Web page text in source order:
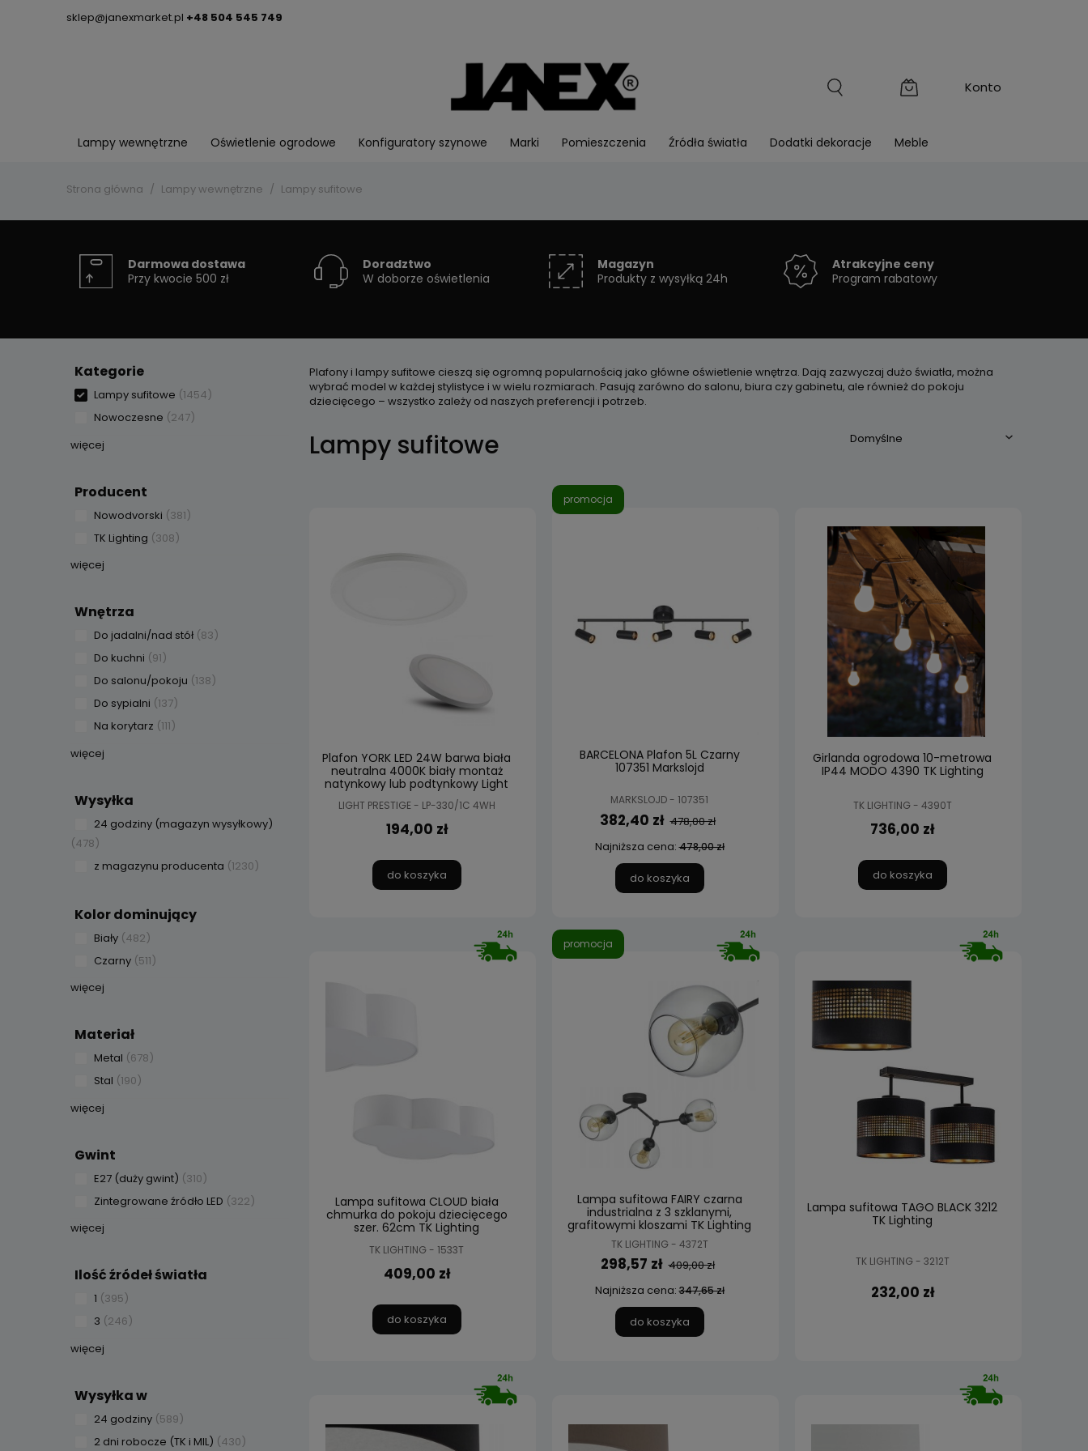
sklep@janexmarket.pl +48 504 545 749
Lampy wewnętrzne Oświetlenie ogrodowe Konfiguratory szynowe Marki Pomieszczenia Źródła światła Dodatki dekoracje Meble
Strona główna Lampy wewnętrzne Lampy sufitowe
Darmowa dostawa
Przy kwocie 500 zł
Doradztwo
W doborze oświetlenia
Magazyn
Produkty z wysyłką 24h
Atrakcyjne ceny
Program rabatowy
Kategorie
Lampy sufitowe (1454)
Nowoczesne (247)
więcej
Producent
Nowodvorski (381)
TK Lighting (308)
więcej
Wnętrza
Do jadalni/nad stół (83)
Do kuchni (91)
Do salonu/pokoju (138)
Do sypialni (137)
Na korytarz (111)
więcej
Wysyłka
24 godziny (magazyn wysyłkowy)
(478)
z magazynu producenta (1230)
Kolor dominujący
Biały (482)
Czarny (511)
więcej
Materiał
Metal (678)
Stal (190)
więcej
Gwint
E27 (duży gwint) (310)
Zintegrowane źródło LED (322)
więcej
Ilość źródeł światła
1 (395)
3 (246)
więcej
Wysyłka w
24 godziny (589)
2 dni robocze (TK i MIL) (430)
Plafony i lampy sufitowe cieszą się ogromną popularnością jako główne oświetlenie wnętrza. Dają zazwyczaj dużo światła, można
wybrać model w każdej stylistyce i w wielu rozmiarach. Pasują zarówno do salonu, biura czy gabinetu, ale również do pokoju
dziecięcego – wszystko zależy od naszych preferencji i potrzeb.
Lampy sufitowe
Plafon YORK LED 24W barwa biała
neutralna 4000K biały montaż
natynkowy lub podtynkowy Light
Prestige
LIGHT PRESTIGE - LP-330/1C 4WH
194,00 zł
do koszyka
BARCELONA Plafon 5L Czarny
107351 Markslojd
MARKSLOJD - 107351
382,40 zł 478,00 zł
Najniższa cena:478,00 zł
do koszyka
promocja
Girlanda ogrodowa 10-metrowa
IP44 MODO 4390 TK Lighting
TK LIGHTING - 4390T
736,00 zł
do koszyka
Lampa sufitowa CLOUD biała
chmurka do pokoju dziecięcego
szer. 62cm TK Lighting
TK LIGHTING - 1533T
409,00 zł
do koszyka
Lampa sufitowa FAIRY czarna
industrialna z 3 szklanymi,
grafitowymi kloszami TK Lighting
TK LIGHTING - 4372T
298,57 zł 409,00 zł
Najniższa cena:347,65 zł
do koszyka
promocja
Lampa sufitowa TAGO BLACK 3212
TK Lighting
TK LIGHTING - 3212T
232,00 zł